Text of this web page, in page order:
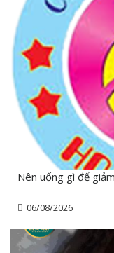
Nên uống gì để
06/08/2026